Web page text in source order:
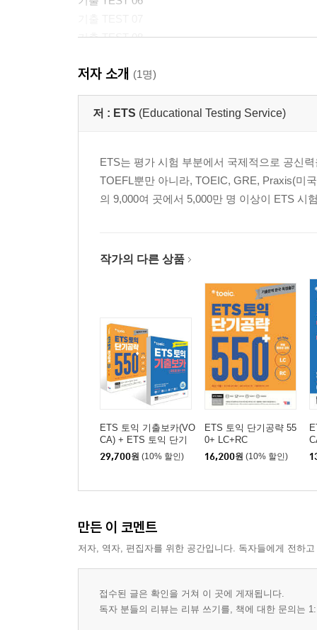
기출 TEST 08
기출 TEST 10
Answer Sheet
기출 TEST 01 정답 및 해설
기출 TEST 02 정답 및 해설
기출 TEST 03 정답 및 해설
기출 TEST 06 정답 및 해설
기출 TEST 10 정답 및 해설
『ETS 토익 정기시험 기출문제집 1000 Vol. 5 LC』
1. 본책
토익 소개 및 수험 정보
토익 경향 분석
점수 환산표
기출 TEST 04
기출 TEST 05
기출 TEST 06
기출 TEST 07
기출 TEST 08
저자 소개 (1명)
저 : ETS (Educational Testing Service)
ETS는 평가 시험 부분에서 국제적으로 공신
TOEFL뿐만 아니라, TOEIC, GRE, Praxis(미
의 9,000여 곳에서 5,000만 명 이상이 ETS 시
작가의 다른 상품
ETS 토익 기출보카(VO
CA) + ETS 토익 단기
공략 550+ LC+RC 세트
29,700원 (10% 할인)
ETS 토익 단기공략 55
0+ LC+RC
16,200원 (10% 할인)
만든 이 코멘트
저자, 역자, 편집자를 위한 공간입니다. 독자들에게 전하
접수된 글은 확인을 거쳐 이 곳에 게재됩니다.
독자 분들의 리뷰는 리뷰 쓰기를, 책에 대한 문의는